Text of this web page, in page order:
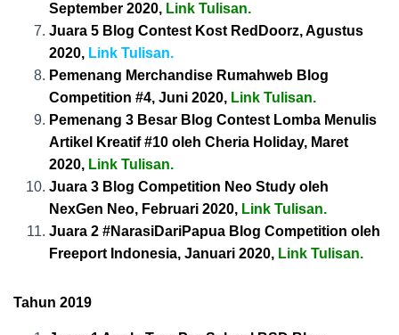
September 2020, Link Tulisan.
Juara 5 Blog Contest Kost RedDoorz, Agustus
2020, Link Tulisan.
Pemenang Merchandise Rumahweb Blog
Competition #4, Juni 2020, Link Tulisan.
Pemenang 3 Besar Blog Contest Lomba Menulis
Artikel Kreatif #10 oleh Cheria Holiday, Maret
2020, Link Tulisan.
Juara 3 Blog Competition Neo Study oleh
NexGen Neo, Februari 2020, Link Tulisan.
Juara 2 #NarasiDariPapua Blog Competition oleh
Freeport Indonesia, Januari 2020, Link Tulisan.
Tahun 2019